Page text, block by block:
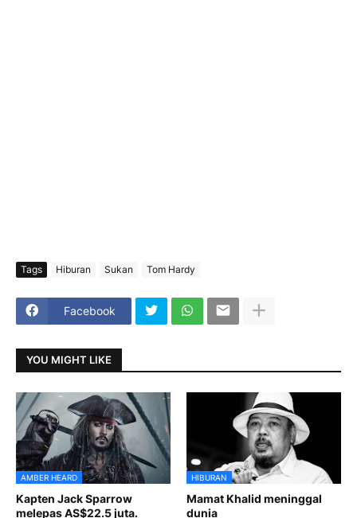
Tags Hiburan Sukan Tom Hardy
Facebook
YOU MIGHT LIKE
AMBER HEARD
Kapten Jack Sparrow
melepas AS$22.5 juta.
HIBURAN
Mamat Khalid meninggal
dunia